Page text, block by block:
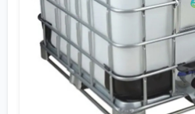
фазе, меняя состав смеси
Решение было найдено в
дополнительно очистили
летучих нейтральных
участок трубопровода. Это